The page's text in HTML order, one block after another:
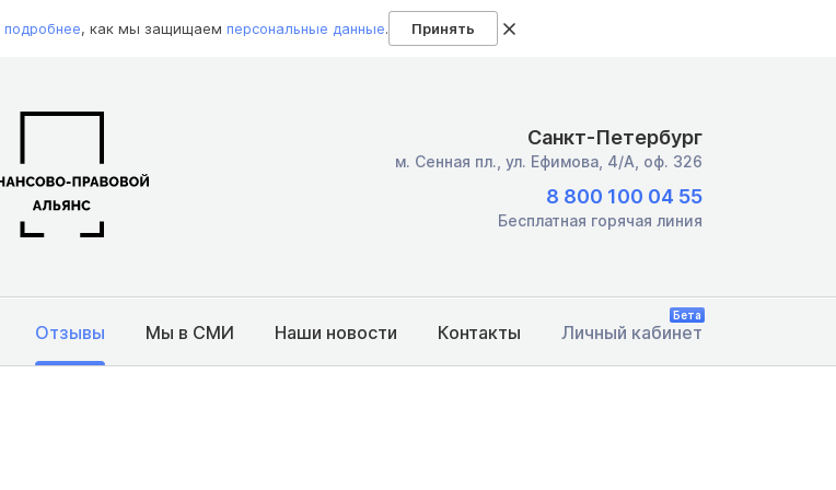
подробнее, как мы защищаем персональные данные. Принять
Санкт-Петербург
м. Сенная пл., ул. Ефимова, 4/А, оф. 326
8 800 100 04 55
Бесплатная горячая линия
Отзывы Мы в СМИ Наши новости Контакты Личный кабинет
Бета